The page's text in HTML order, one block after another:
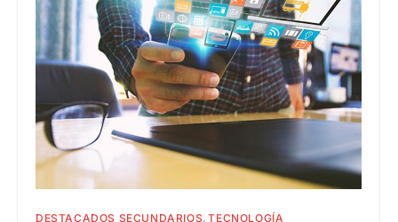
DESTACADOS SECUNDARIOS TECNOLOGÍA